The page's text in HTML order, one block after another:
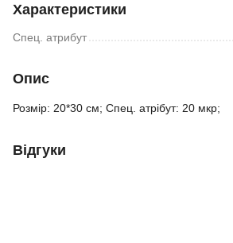
Характеристики
Спец. атрибут
Опис
Розмір: 20*30 см; Спец. атрібут: 20 мкр;
Відгуки